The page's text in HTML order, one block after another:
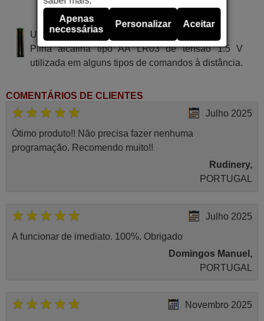
HARWOOD HNI 6696
Utiliza 2 pilhas do tipo AAA
Pilha alcalina tipo AA LR03 de tensão 1.5 V
utilizada em alguns tipos de comandos à distância.
COMENTÁRIOS DE CLIENTES
Julho 2025
Ótimo produto!! Não precisa fazer nenhuma
programação. Recomendo muito!!
Rudinery,
PORTUGAL
Julho 2025
A funcionar de imediato. 100%. Obrigado
Domingos Manuel,
PORTUGAL
Novembro 2025
Apenas
necessárias
Personalizar Aceitar